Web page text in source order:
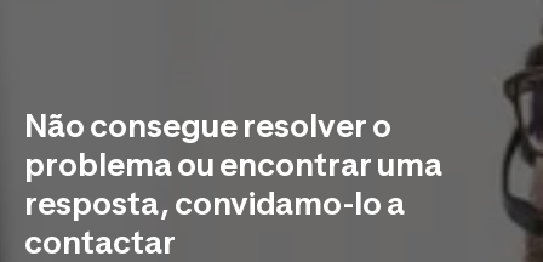
Não consegue resolver o
problema ou encontrar uma
resposta, convidamo-lo a
contactar